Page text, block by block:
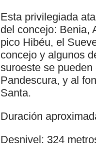
Esta privilegiada
del concejo: Benia,
pico Hibéu, el
concejo y algunos
suroeste se
Pandescura, y al
Santa.
Duración
Desnivel: 324